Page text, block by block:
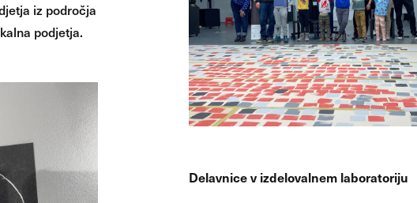
iz področja
podjetja.
Delavnice v izdelovalnem laboratoriju